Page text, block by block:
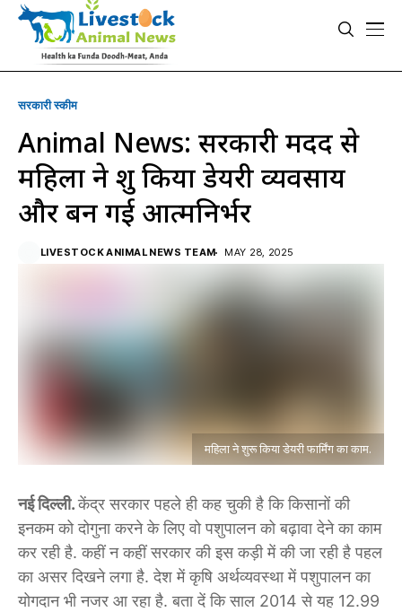
सरकारी स्की‍म
Animal News: सरकारी मदद से
महिला ने शुरू किया डेयरी व्यवसाय
और बन गई आत्मनिर्भर
LIVESTOCK ANIMAL NEWS TEAM MAY 28, 2025
महिला ने शुरू किया डेयरी फार्मिंग का काम.
नई दिल्ली.केंद्र सरकार पहले ही कह चुकी है कि किसानों की
इनकम को दोगुना करने के लिए वो पशुपालन को बढ़ावा देने का काम
कर रही है. कहीं न कहीं सरकार की इस कड़ी में की जा रही है पहल
का असर दिखने लगा है. देश में कृषि अर्थव्यवस्था में पशुपालन का
योगदान भी नजर आ रहा है. बता दें कि साल 2014 से यह 12.99